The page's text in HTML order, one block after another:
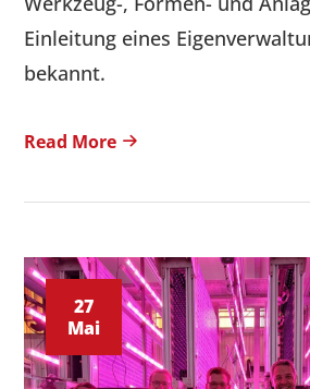
Einleitung eines
bekannt.
Read More
27
Mai